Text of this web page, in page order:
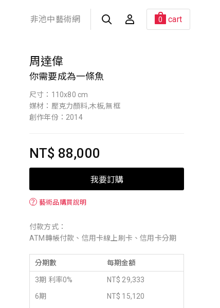
非池中藝術網 0 cart
周達偉
你需要成為一條魚
尺寸：110x80 cm
媒材：壓克力顏料,木板,無框
創作年份：2014
NT$ 88,000
我要訂購
？ 藝術品購買說明
付款方式：
ATM轉帳付款、信用卡線上刷卡、信用卡分期
分期數 每期金額
3期 利率0%
NT$ 29,333
6期
NT$ 15,120